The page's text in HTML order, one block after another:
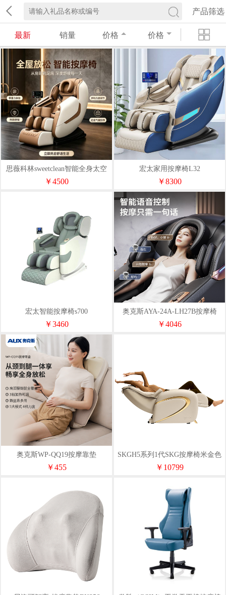
产品筛选
最新 销量 价格 价格
思薇科林sweetclean智能全身太空
舱按摩椅Y77-2
￥4500
宏太家用按摩椅L32
￥8300
宏太智能按摩椅s700
￥3460
奥克斯AYA-24A-LH27B按摩椅
￥4046
奥克斯WP-QQ19按摩靠垫
￥455
SKGH5系列1代SKG按摩椅米金色
豪华款
￥10799